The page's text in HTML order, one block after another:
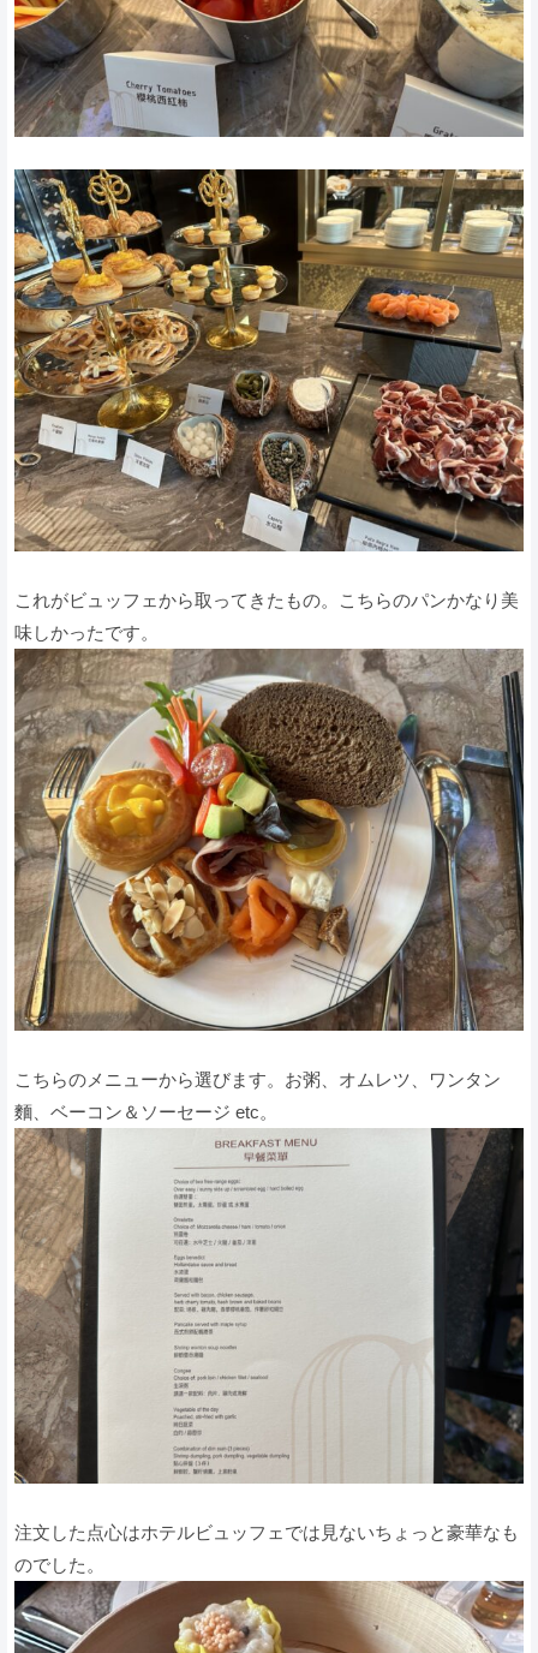
これがビュッフェから取ってきたもの。こちらのパンかなり美
味しかったです。
こちらのメニューから選びます。お粥、オムレツ、ワンタン
麵、ベーコン＆ソーセージ etc。
注文した点心はホテルビュッフェでは見ないちょっと豪華なも
のでした。